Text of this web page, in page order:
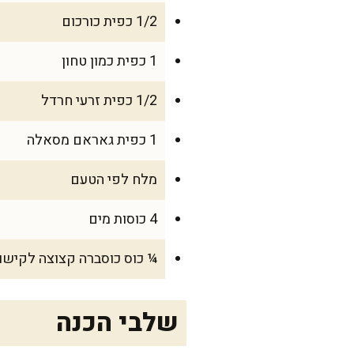
1/2 כפית כורכום
1 כפית כמון טחון
1/2 כפית זרעי חרדל
1 כפית גאראם מסאלה
מלח לפי הטעם
4 כוסות מים
¼ כוס כוסברה קצוצה
שלבי הכנה